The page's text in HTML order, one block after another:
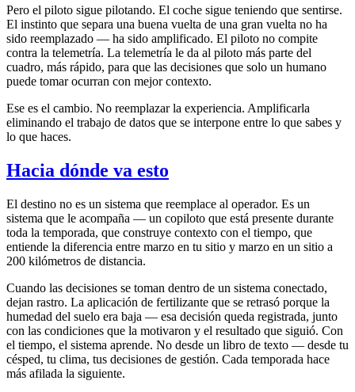
Pero el piloto sigue pilotando. El coche sigue teniendo que sentirse.
El instinto que separa una buena vuelta de una gran vuelta no ha
sido reemplazado — ha sido amplificado. El piloto no compite
contra la telemetría. La telemetría le da al piloto más parte del
cuadro, más rápido, para que las decisiones que solo un humano
puede tomar ocurran con mejor contexto.
Ese es el cambio. No reemplazar la experiencia. Amplificarla
eliminando el trabajo de datos que se interpone entre lo que sabes y
lo que haces.
Hacia dónde va esto
El destino no es un sistema que reemplace al operador. Es un
sistema que le acompaña — un copiloto que está presente durante
toda la temporada, que construye contexto con el tiempo, que
entiende la diferencia entre marzo en tu sitio y marzo en un sitio a
200 kilómetros de distancia.
Cuando las decisiones se toman dentro de un sistema conectado,
dejan rastro. La aplicación de fertilizante que se retrasó porque la
humedad del suelo era baja — esa decisión queda registrada, junto
con las condiciones que la motivaron y el resultado que siguió. Con
el tiempo, el sistema aprende. No desde un libro de texto — desde tu
césped, tu clima, tus decisiones de gestión. Cada temporada hace
más afilada la siguiente.